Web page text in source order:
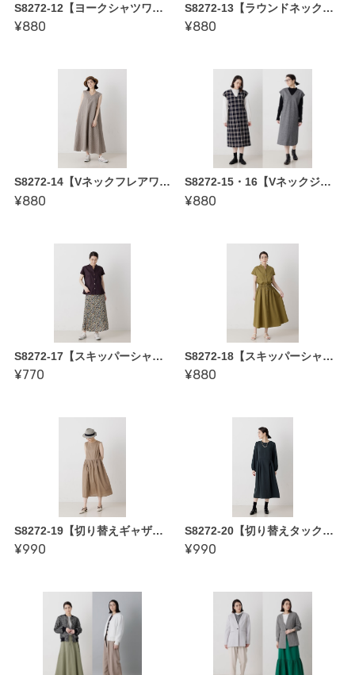
S8272-12【ヨークシャツワンピース〜縫い代付き型紙】 かたやまゆうこ著「誰にでも似合う 基本形の服」
¥880
S8272-13【ラウンドネックフレアワンピース〜縫い代付き型紙】 かたやまゆうこ著「誰にでも似合う 基本形の服」
¥880
S8272-14【Vネックフレアワンピース〜縫い代付き型紙】 かたやまゆうこ著「誰にでも似合う 基本形の服」
¥880
S8272-15・16【Vネックジャンパースカート〜縫い代付き型紙】 かたやまゆうこ著「誰にでも似合う 基本形の服」
¥880
S8272-17【スキッパーシャツ〜縫い代付き型紙】 かたやまゆうこ著「誰にでも似合う 基本形の服」
¥770
S8272-18【スキッパーシャツワンピース〜縫い代付き型紙】 かたやまゆうこ著「誰にでも似合う 基本形の服」
¥880
S8272-19【切り替えギャザーワンピース 裏地付き〜縫い代付き型紙】 かたやまゆうこ著「誰にでも似合う 基本形の服」
¥990
S8272-20【切り替えタックワンピース 裏地付き〜縫い代付き型紙】 かたやまゆうこ著「誰にでも似合う 基本形の服」
¥990